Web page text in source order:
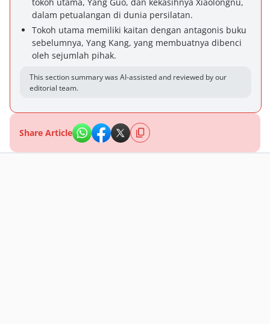
dalam petualangan di dunia persilatan.
Tokoh utama memiliki kaitan dengan antagonis buku
sebelumnya, Yang Kang, yang membuatnya dibenci
oleh sejumlah pihak.
This section summary was AI-assisted and reviewed by our
editorial team.
Share Article